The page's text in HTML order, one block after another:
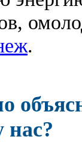
.
нас?